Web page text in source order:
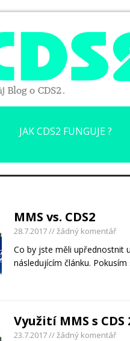
JAK CDS2 FUNGUJE ?
MMS vs. CDS2
28.7.2017// žádný komentář
Co by jste měli upřednostnit
následujícím článku. Pokusím
Využití MMS s CDS
23.7.2017// žádný komentář